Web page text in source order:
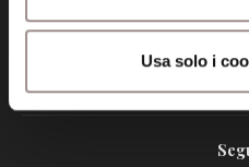
Usa solo i
Posta